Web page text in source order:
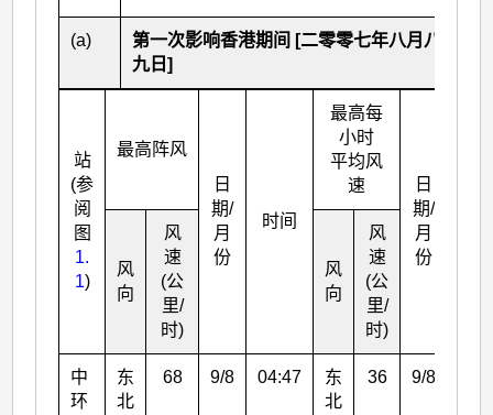
(a)
第一次影响香港期间 [二零零七年八月八日至
九日]
站
(参
阅
图
1.
1)
最高阵风
日
期/
月
份
时间
最高每
小时
平均风
速
日
期/
月
份
风
向
风
速
(公
里/
时)
风
向
风
速
(公
里/
时)
中
环
东
北
68 9/8 04:47
东
北
36 9/8